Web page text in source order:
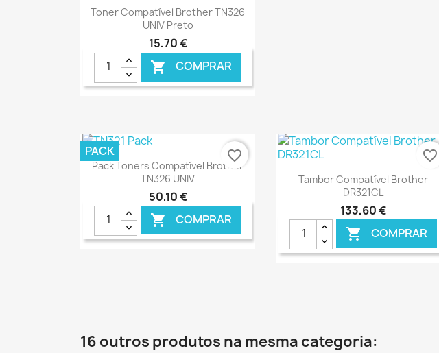
Ver+
Toner Compatível Brother TN326
UNIV Preto
15,70 €
 COMPRAR
Ver+
Pack Toners Compatível Brother
TN326 UNIV
50,10 €
 COMPRAR
PACK
favorite_border
Ver+
Tambor Compatível Brother
DR321CL
133,60 €
 COMPRAR
favorite_border
16 outros produtos na mesma categoria: